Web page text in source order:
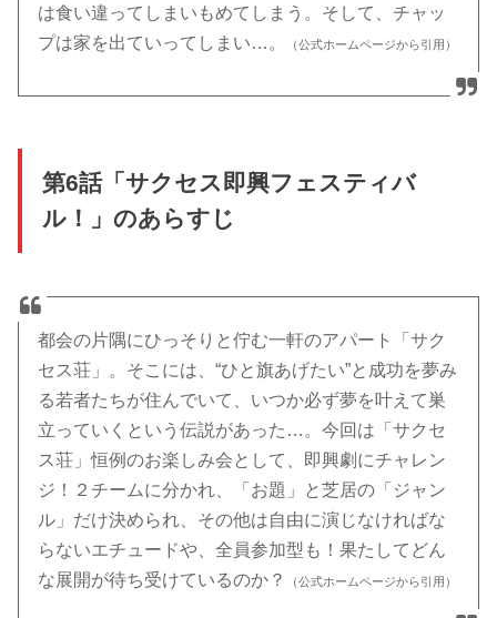
は食い違ってしまいもめてしまう。そして、チャッ
プは家を出ていってしまい…。
（公式ホームページから引用）
第6話「サクセス即興フェスティバ
ル！」のあらすじ
都会の片隅にひっそりと佇む一軒のアパート「サク
セス荘」。そこには、“ひと旗あげたい”と成功を夢み
る若者たちが住んでいて、いつか必ず夢を叶えて巣
立っていくという伝説があった…。今回は「サクセ
ス荘」恒例のお楽しみ会として、即興劇にチャレン
ジ！２チームに分かれ、「お題」と芝居の「ジャン
ル」だけ決められ、その他は自由に演じなければな
らないエチュードや、全員参加型も！果たしてどん
な展開が待ち受けているのか？
（公式ホームページから引用）